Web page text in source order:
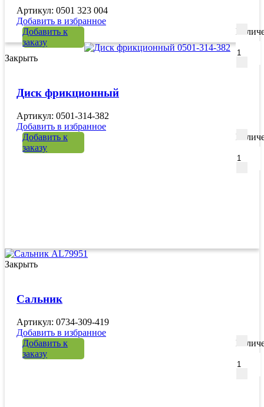
Артикул: 0501 323 004
Добавить в избранное
Добавить к
заказу
Закрыть
Диск фрикционный
Артикул: 0501-314-382
Добавить в избранное
Добавить к
заказу
Закрыть
Сальник
Артикул: 0734-309-419
Добавить в избранное
Добавить к
заказу